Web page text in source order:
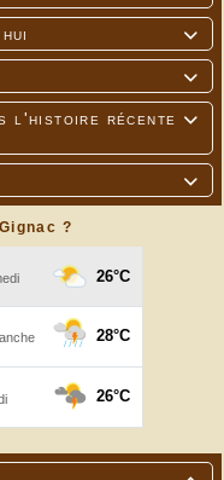



l'histoire récente

Gignac ?